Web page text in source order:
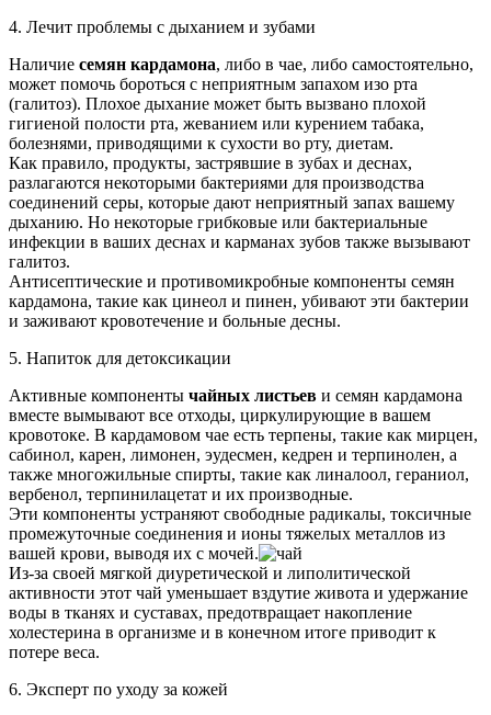
4. Лечит проблемы с дыханием и зубами
Наличие семян кардамона, либо в чае, либо самостоятельно,
может помочь бороться с неприятным запахом изо рта
(галитоз). Плохое дыхание может быть вызвано плохой
гигиеной полости рта, жеванием или курением табака,
болезнями, приводящими к сухости во рту, диетам.
Как правило, продукты, застрявшие в зубах и деснах,
разлагаются некоторыми бактериями для производства
соединений серы, которые дают неприятный запах вашему
дыханию. Но некоторые грибковые или бактериальные
инфекции в ваших деснах и карманах зубов также вызывают
галитоз.
Антисептические и противомикробные компоненты семян
кардамона, такие как цинеол и пинен, убивают эти бактерии
и заживают кровотечение и больные десны.
5. Напиток для детоксикации
Активные компоненты чайных листьев и семян кардамона
вместе вымывают все отходы, циркулирующие в вашем
кровотоке. В кардамовом чае есть терпены, такие как мирцен,
сабинол, карен, лимонен, эудесмен, кедрен и терпинолен, а
также многожильные спирты, такие как линалоол, гераниол,
вербенол, терпинилацетат и их производные.
Эти компоненты устраняют свободные радикалы, токсичные
промежуточные соединения и ионы тяжелых металлов из
вашей крови, выводя их с мочей.
Из-за своей мягкой диуретической и липолитической
активности этот чай уменьшает вздутие живота и удержание
воды в тканях и суставах, предотвращает накопление
холестерина в организме и в конечном итоге приводит к
потере веса.
6. Эксперт по уходу за кожей